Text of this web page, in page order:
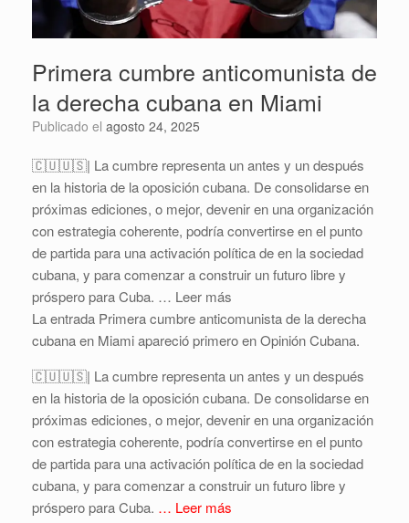
Primera cumbre anticomunista de
la derecha cubana en Miami
Publicado el agosto 24, 2025
🇨🇺🇺🇸| La cumbre representa un antes y un después
en la historia de la oposición cubana. De consolidarse en
próximas ediciones, o mejor, devenir en una organización
con estrategia coherente, podría convertirse en el punto
de partida para una activación política de en la sociedad
cubana, y para comenzar a construir un futuro libre y
próspero para Cuba. … Leer más
La entrada Primera cumbre anticomunista de la derecha
cubana en Miami apareció primero en Opinión Cubana.
🇨🇺🇺🇸| La cumbre representa un antes y un después
en la historia de la oposición cubana. De consolidarse en
próximas ediciones, o mejor, devenir en una organización
con estrategia coherente, podría convertirse en el punto
de partida para una activación política de en la sociedad
cubana, y para comenzar a construir un futuro libre y
próspero para Cuba. … Leer más